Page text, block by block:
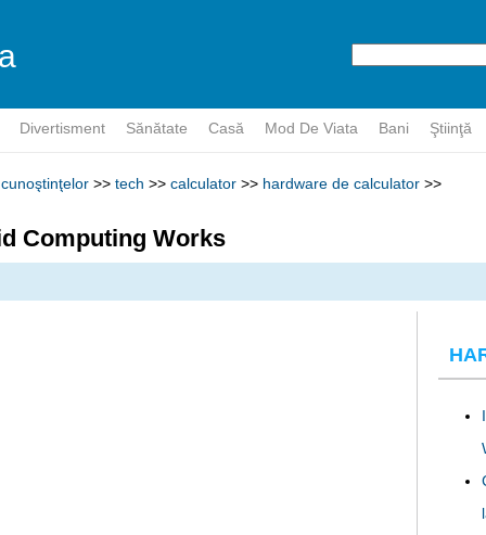
Divertisment Sănătate Casă Mod De Viata Bani Ştiinţă
>> tech >> calculator >> hardware de calculator >>
Computing Works